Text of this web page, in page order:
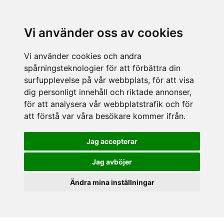
Vi använder oss av cookies
Vi använder cookies och andra
spårningsteknologier för att förbättra din
surfupplevelse på vår webbplats, för att visa
dig personligt innehåll och riktade annonser,
för att analysera vår webbplatstrafik och för
att förstå var våra besökare kommer ifrån.
Jag accepterar
Jag avböjer
Ändra mina inställningar